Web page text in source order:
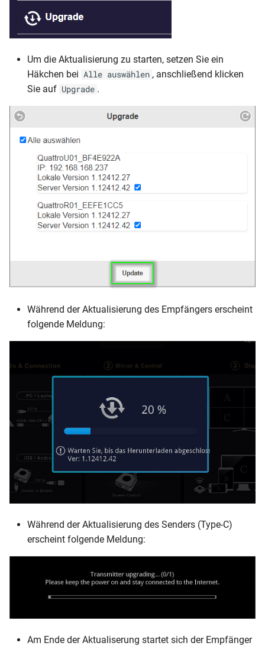
Um die Aktualisierung zu starten, setzen Sie ein
Häkchen bei Alle auswählen , anschließend klicken
Sie auf Upgrade .
Während der Aktualisierung des Empfängers erscheint
folgende Meldung:
Während der Aktualisierung des Senders (Type-C)
erscheint folgende Meldung:
Am Ende der Aktualiserung startet sich der Empfänger